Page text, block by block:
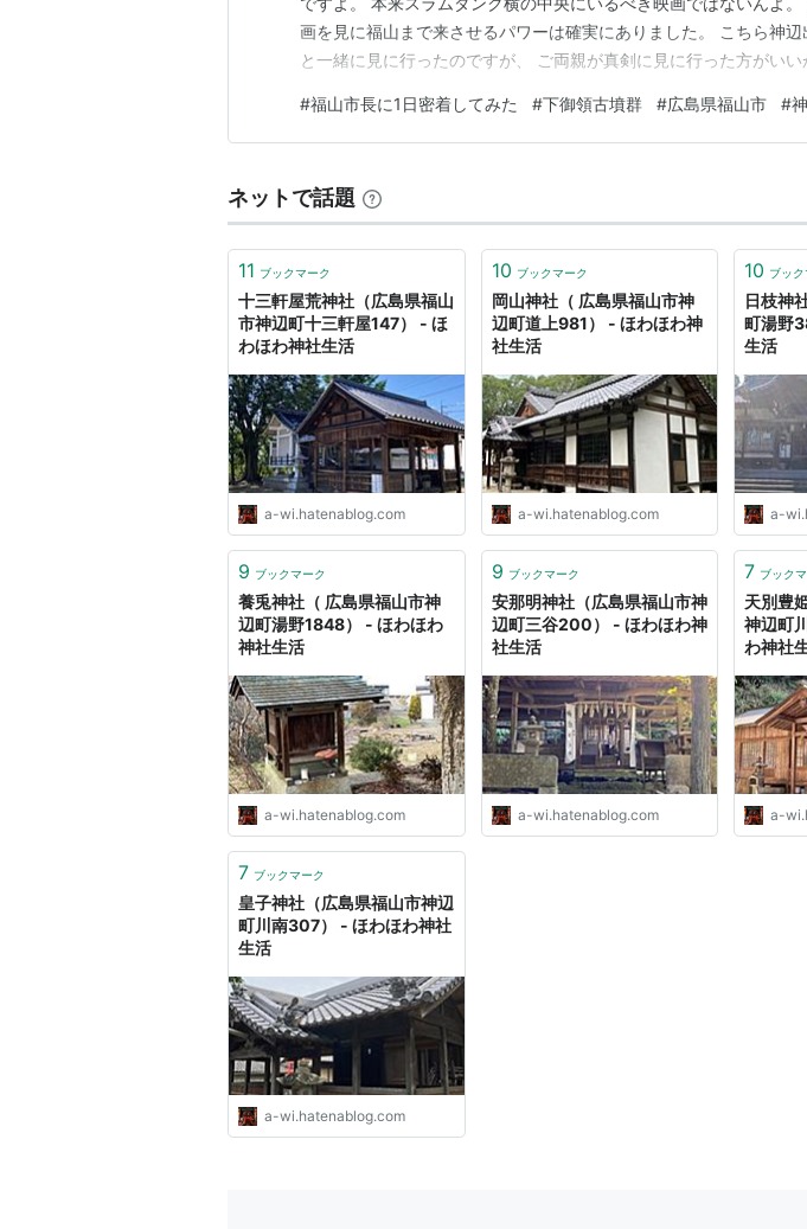
画を見に福山まで来させるパワーは確実にありました。 こちら神
と一緒に見に行ったのですが、 ご両親が真剣に見に行った方がいい
が車を出して下御領古墳群に連れて行ってくれました。 思ったより
ているようです。 尾根筋に大きな岩が点在…
#福山市長に1日密着してみた #下御領古墳群 #広島県福山市 #
ネットで話題
11 ブックマーク
十三軒屋荒神社（広島県福山
市神辺町十三軒屋147） - ほ
わほわ神社生活
a-wi.hatenablog.com
10 ブックマーク
岡山神社（ 広島県福山市神
辺町道上981） - ほわほわ神
社生活
a-wi.hatenablog.com
10 ブック
日枝神
町湯野
生活
a-
9 ブックマーク
養兎神社（ 広島県福山市神
辺町湯野1848） - ほわほわ
神社生活
a-wi.hatenablog.com
9 ブックマーク
安那明神社（広島県福山市神
辺町三谷200） - ほわほわ神
社生活
a-wi.hatenablog.com
7 ブック
天別豊
神辺町
わ神社
a-
7 ブックマーク
皇子神社（広島県福山市神辺
町川南307） - ほわほわ神社
生活
a-wi.hatenablog.com